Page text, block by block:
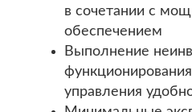
в сочетании с
обеспечением
Выполнение
управления